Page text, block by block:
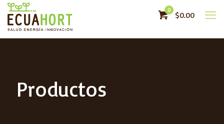
0 $0.00
Productos